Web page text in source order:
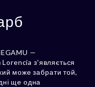
—
з'являється
може забрати той,
ще одна